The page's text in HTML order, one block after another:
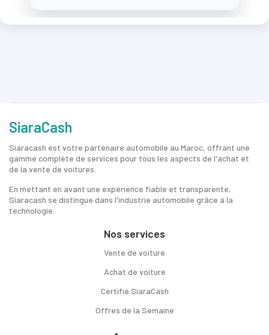
SiaraCash
Siaracash est votre partenaire automobile au Maroc, offrant une
gamme complète de services pour tous les aspects de l'achat et
de la vente de voitures.
En mettant en avant une expérience fiable et transparente,
Siaracash se distingue dans l'industrie automobile grâce à la
technologie.
Nos services
Vente de voiture
Achat de voiture
Certifié SiaraCash
Offres de la Semaine